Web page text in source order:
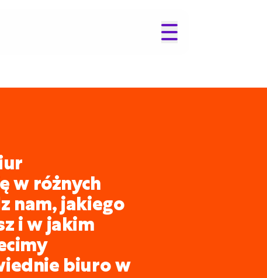
w różnych
nam, jakiego
i w jakim
biuro w